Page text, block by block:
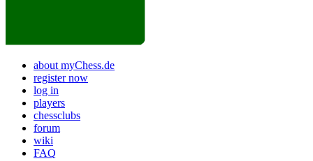
about myChess.de
register now
log in
players
chessclubs
forum
wiki
FAQ